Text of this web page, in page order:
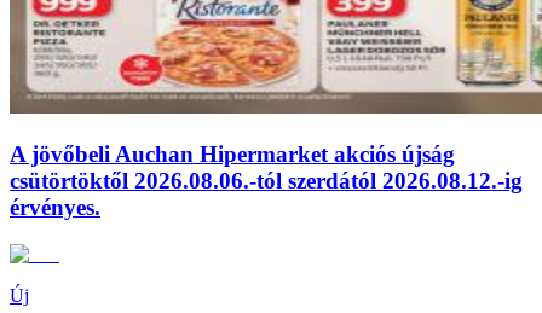
A jövőbeli Auchan Hipermarket akciós újság
csütörtöktől 2026.08.06.-tól szerdától 2026.08.12.-ig
érvényes.
Új